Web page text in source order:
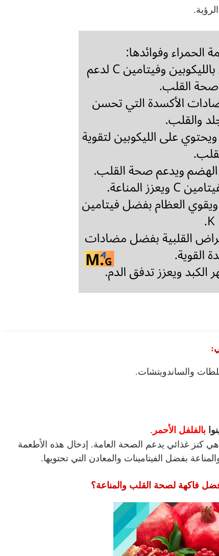
والساندويتشات.
بالفلفل الأحمر .
كنز غذائي يدعم الصحة العامة. إدخال هذه الأطعمة
بفضل الفيتامينات والمعادن التي تحتويها.
أفضل فاكهة لصحة القلب والمناعة؟